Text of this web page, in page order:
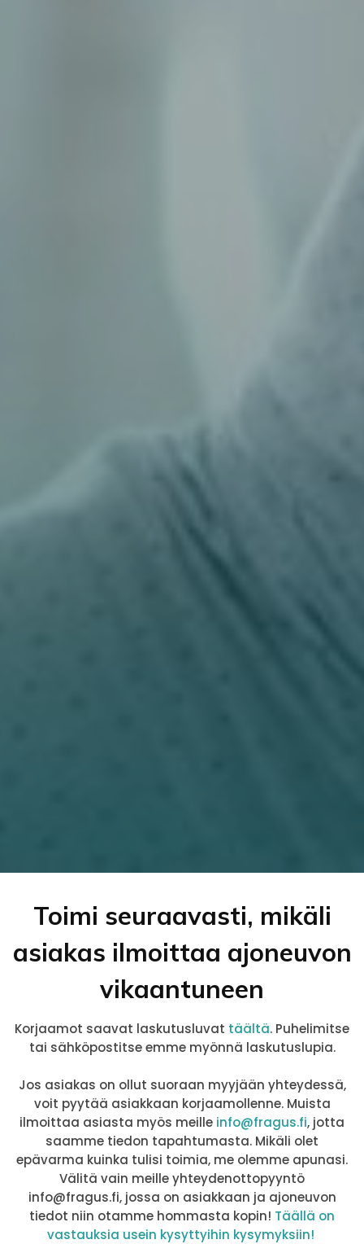
Toimi seuraavasti, mikäli
asiakas ilmoittaa ajoneuvon
vikaantuneen
Korjaamot saavat laskutusluvat täältä. Puhelimitse
tai sähköpostitse emme myönnä laskutuslupia.
Jos asiakas on ollut suoraan myyjään yhteydessä,
voit pyytää asiakkaan korjaamollenne. Muista
ilmoittaa asiasta myös meille info@fragus.fi, jotta
saamme tiedon tapahtumasta. Mikäli olet
epävarma kuinka tulisi toimia, me olemme apunasi.
Välitä vain meille yhteydenottopyyntö
info@fragus.fi, jossa on asiakkaan ja ajoneuvon
tiedot niin otamme hommasta kopin! Täällä on
vastauksia usein kysyttyihin kysymyksiin!